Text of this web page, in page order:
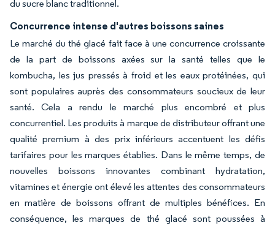
du sucre blanc traditionnel.
Concurrence intense d'autres boissons saines
Le marché du thé glacé fait face à une concurrence croissante
de la part de boissons axées sur la santé telles que le
kombucha, les jus pressés à froid et les eaux protéinées, qui
sont populaires auprès des consommateurs soucieux de leur
santé. Cela a rendu le marché plus encombré et plus
concurrentiel. Les produits à marque de distributeur offrant une
qualité premium à des prix inférieurs accentuent les défis
tarifaires pour les marques établies. Dans le même temps, de
nouvelles boissons innovantes combinant hydratation,
vitamines et énergie ont élevé les attentes des consommateurs
en matière de boissons offrant de multiples bénéfices. En
conséquence, les marques de thé glacé sont poussées à